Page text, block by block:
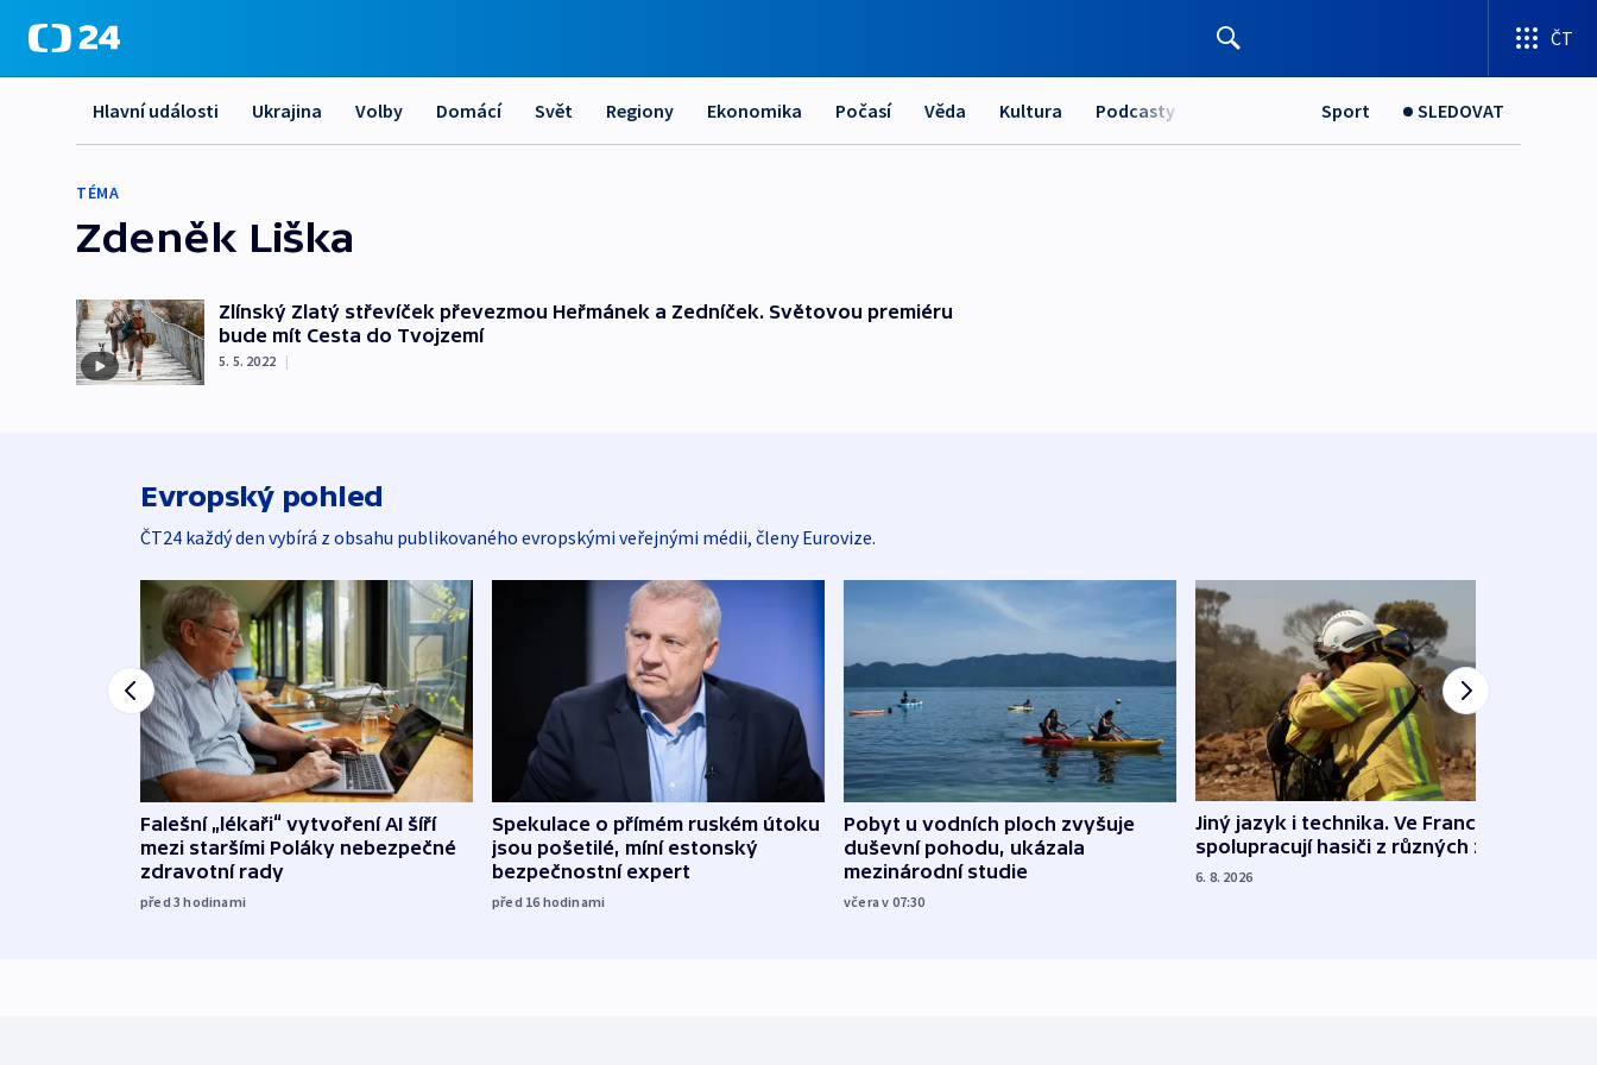
ČT
Hlavní události Ukrajina Volby Domácí Svět Regiony Ekonomika Počasí Věda Kultura Podcasty Sport SLEDOVAT
TÉMA
Zdeněk Liška
Zlínský Zlatý střevíček převezmou Heřmánek a Zedníček. Světovou premiéru
bude mít Cesta do Tvojzemí
5. 5. 2022 |
Evropský pohled
ČT24 každý den vybírá z obsahu publikovaného evropskými veřejnými médii, členy Eurovize.
Falešní „lékaři“ vytvoření AI šíří
mezi staršími Poláky nebezpečné
zdravotní rady
před 3hodinami
Spekulace o přímém ruském útoku
jsou pošetilé, míní estonský
bezpečnostní expert
před 16 hodinami
Pobyt u vodních ploch zvyšuje
duševní pohodu, ukázala
mezinárodní studie
včera v 07:30
Jiný jazyk i technika. Ve Francii
spolupracují hasiči z různých zemí
6. 8. 2026